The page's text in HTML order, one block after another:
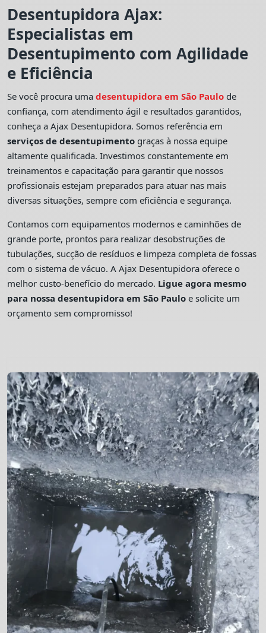
Desentupidora Ajax:
Especialistas em
Desentupimento com Agilidade
e Eficiência
Se você procura umadesentupidora em São Paulo de
confiança, com atendimento ágil e resultados garantidos,
conheça a Ajax Desentupidora. Somos referência em
serviços de desentupimento graças à nossa equipe
altamente qualificada. Investimos constantemente em
treinamentos e capacitação para garantir que nossos
profissionais estejam preparados para atuar nas mais
diversas situações, sempre com eficiência e segurança.
Contamos com equipamentos modernos e caminhões de
grande porte, prontos para realizar desobstruções de
tubulações, sucção de resíduos e limpeza completa de fossas
com o sistema de vácuo. A Ajax Desentupidora oferece o
melhor custo-benefício do mercado. Ligue agora mesmo
para nossa desentupidora em São Paulo e solicite um
orçamento sem compromisso!